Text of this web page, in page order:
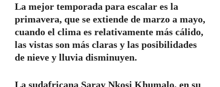
La mejor temporada para escalar es la
primavera, que se extiende de marzo a mayo,
cuando el clima es relativamente más cálido,
las vistas son más claras y las posibilidades
de nieve y lluvia disminuyen.
La sudafricana Saray Nkosi Khumalo, en su